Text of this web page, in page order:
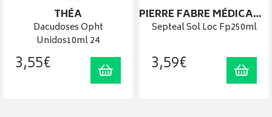
THÉA
Dacudoses Opht
Unidos10ml 24
3,55€ Ajouter au panier
PIERRE FABRE MÉDICAMENT
Septeal Sol Loc Fp250ml
3,59€